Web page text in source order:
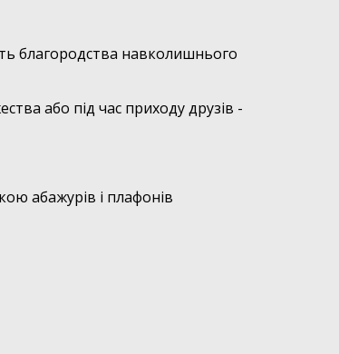
благородства навколишнього
або під час приходу друзів -
абажурів і плафонів